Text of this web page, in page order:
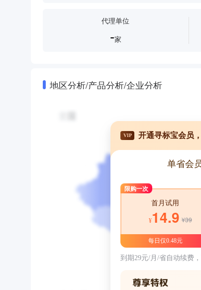
代理单位
-家
地区分析/产品分析/企业分析
VIP 开通寻标宝会员
单省会
限购一次
首月试用
¥14.9 ¥39
每日仅0.48元
到期29元/月/省自动续费，